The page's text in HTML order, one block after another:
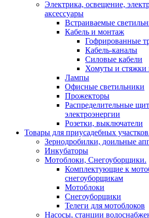
Электрика, освещение,
аксессуары
Встраиваемые
Кабель и монтаж
Гофрированные
Кабель-каналы
Силовые кабели
Хомуты и стяжки
Лампы
Офисные светильники
Прожекторы
Распределительные
электроэнергии
Розетки, выключатели
Товары для приусадебных
Зернодробилки, доильные
Инкубаторы
Мотоблоки, Снегоуборщики.
Комплектующие к
снегоуборщикам
Мотоблоки
Снегоуборщики
Телеги для мотоблоков
Насосы, станции